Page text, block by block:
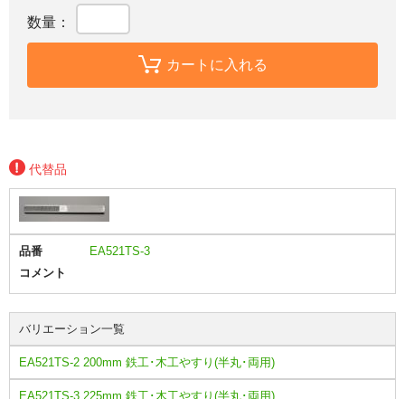
数量：
カートに入れる
代替品
品番
EA521TS-3
コメント
バリエーション一覧
EA521TS-2 200mm 鉄工･木工やすり(半丸･両用)
EA521TS-3 225mm 鉄工･木工やすり(半丸･両用)